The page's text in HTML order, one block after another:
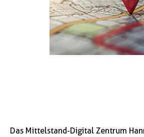
Das Mittelstand-Digital Zentrum